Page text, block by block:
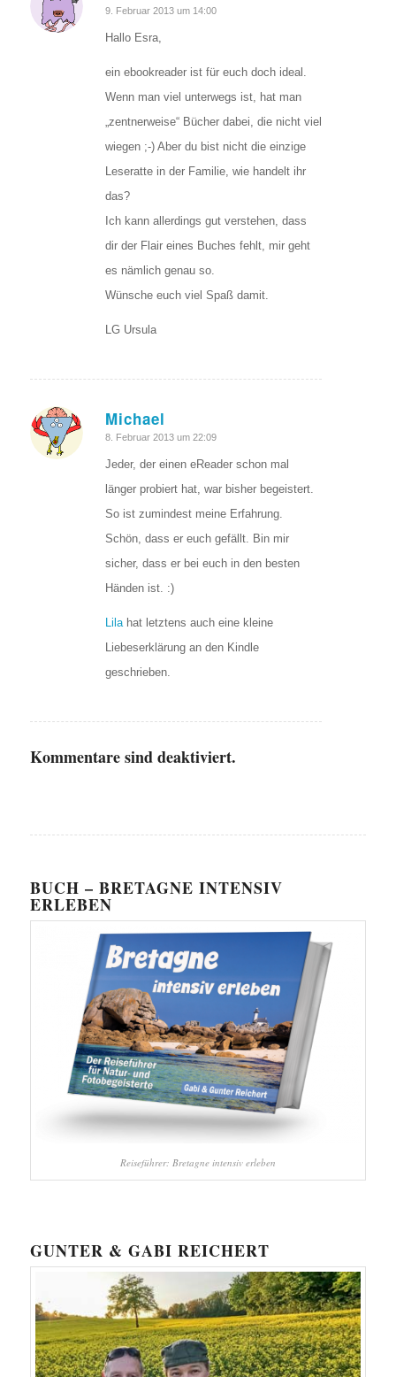
sagte:
9. Februar 2013 um 14:00
Hallo Esra,
ein ebookreader ist für euch doch ideal.
Wenn man viel unterwegs ist, hat man
„zentnerweise“ Bücher dabei, die nicht viel
wiegen ;-) Aber du bist nicht die einzige
Leseratte in der Familie, wie handelt ihr
das?
Ich kann allerdings gut verstehen, dass
dir der Flair eines Buches fehlt, mir geht
es nämlich genau so.
Wünsche euch viel Spaß damit.
LG Ursula
Michael
sagte:
8. Februar 2013 um 22:09
Jeder, der einen eReader schon mal
länger probiert hat, war bisher begeistert.
So ist zumindest meine Erfahrung.
Schön, dass er euch gefällt. Bin mir
sicher, dass er bei euch in den besten
Händen ist. :)
Lilahat letztens auch eine kleine
Liebeserklärung an den Kindle
geschrieben.
Kommentare sind deaktiviert.
BUCH – BRETAGNE INTENSIV
ERLEBEN
Reiseführer: Bretagne intensiv erleben
GUNTER & GABI REICHERT